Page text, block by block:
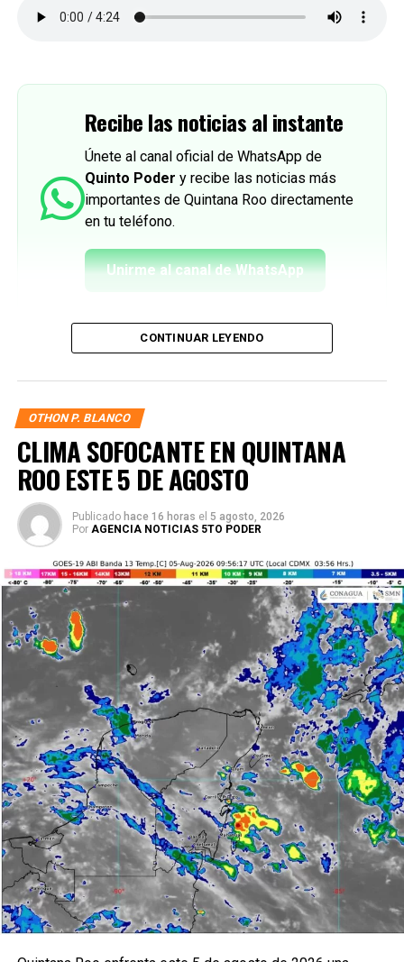
Recibe las noticias al instante
Únete al canal oficial de WhatsApp de
Quinto Poder y recibe las noticias más
importantes de Quintana Roo directamente
en tu teléfono.
Unirme al canal de WhatsApp
CONTINUAR LEYENDO
OTHON P. BLANCO
CLIMA SOFOCANTE EN QUINTANA
ROO ESTE 5 DE AGOSTO
Publicado hace 16 horas el 5 agosto, 2026
Por AGENCIA NOTICIAS 5TO PODER